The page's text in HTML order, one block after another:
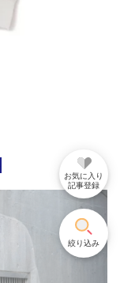
お気に入り
記事登録
絞り込み